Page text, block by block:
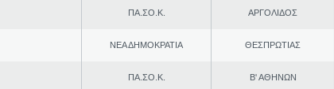
ΠΑ.ΣΟ.Κ. ΑΡΓΟΛΙΔΟΣ
ΝΕΑ ΔΗΜΟΚΡΑΤΙΑ ΘΕΣΠΡΩΤΙΑΣ
ΠΑ.ΣΟ.Κ. Β' ΑΘΗΝΩΝ